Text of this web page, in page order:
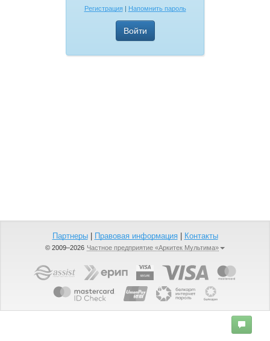
Регистрация| Напомнить пароль
Партнеры| Правовая информация| Контакты
© 2009–2026 Частное предприятие «Аркитек Мультима»